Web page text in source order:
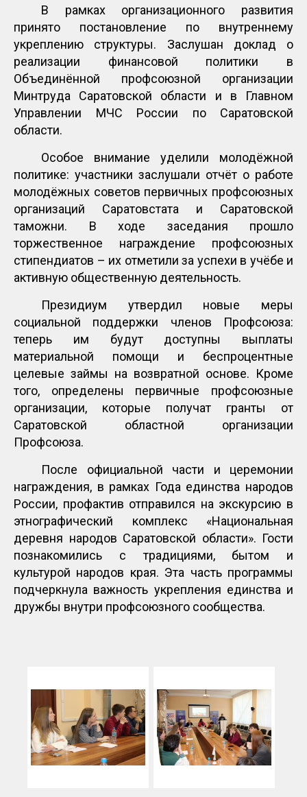
В рамках организационного развития
принято постановление по внутреннему
укреплению структуры. Заслушан доклад о
реализации финансовой политики в
Объединённой профсоюзной организации
Минтруда Саратовской области и в Главном
Управлении МЧС России по Саратовской
области.
Особое внимание уделили молодёжной
политике: участники заслушали отчёт о работе
молодёжных советов первичных профсоюзных
организаций Саратовстата и Саратовской
таможни. В ходе заседания прошло
торжественное награждение профсоюзных
стипендиатов – их отметили за успехи в учёбе и
активную общественную деятельность.
Президиум утвердил новые меры
социальной поддержки членов Профсоюза:
теперь им будут доступны выплаты
материальной помощи и беспроцентные
целевые займы на возвратной основе. Кроме
того, определены первичные профсоюзные
организации, которые получат гранты от
Саратовской областной организации
Профсоюза.
После официальной части и церемонии
награждения, в рамках Года единства народов
России, профактив отправился на экскурсию в
этнографический комплекс «Национальная
деревня народов Саратовской области». Гости
познакомились с традициями, бытом и
культурой народов края. Эта часть программы
подчеркнула важность укрепления единства и
дружбы внутри профсоюзного сообщества.